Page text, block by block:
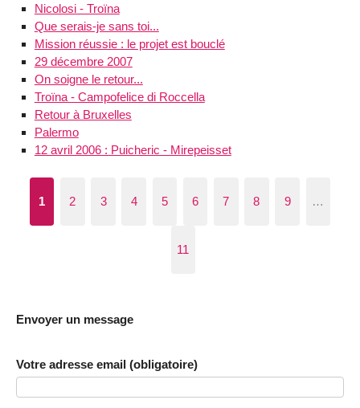
Nicolosi - Troïna
Que serais-je sans toi...
Mission réussie : le projet est bouclé
29 décembre 2007
On soigne le retour...
Troïna - Campofelice di Roccella
Retour à Bruxelles
Palermo
12 avril 2006 : Puicheric - Mirepeisset
1 2 3 4 5 6 7 8 9 …
11
Envoyer un message
Votre adresse email (obligatoire)